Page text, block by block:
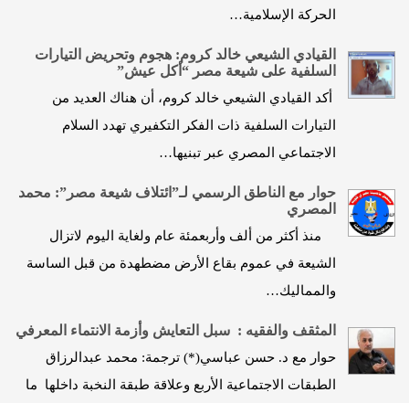
الحركة الإسلامية…
القيادي الشيعي خالد كروم: هجوم وتحريض التيارات
السلفية على شيعة مصر “أكل عيش”
أكد القيادي الشيعي خالد كروم، أن هناك العديد من
التيارات السلفية ذات الفكر التكفيري تهدد السلام
الاجتماعي المصري عبر تبنيها…
حوار مع الناطق الرسمي لـ”ائتلاف شيعة مصر”: محمد
المصري
منذ أكثر من ألف وأربعمئة عام ولغاية اليوم لاتزال
الشيعة في عموم بقاع الأرض مضطهدة من قبل الساسة
والمماليك…
المثقف والفقيه : سبل التعايش وأزمة الانتماء المعرفي
حوار مع د. حسن عباسي(*) ترجمة: محمد عبدالرزاق
الطبقات الاجتماعية الأربع وعلاقة طبقة النخبة داخلها ما